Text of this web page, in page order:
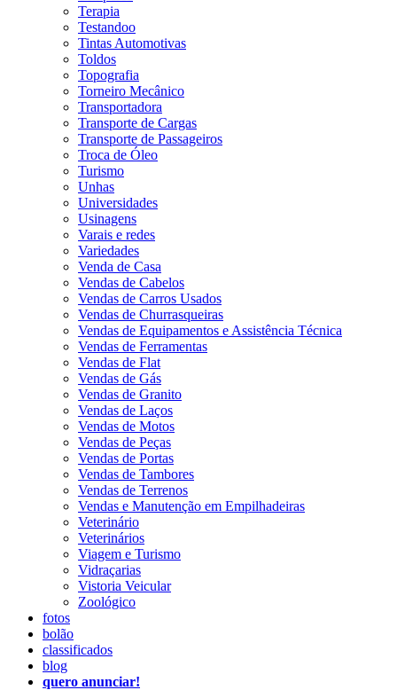
Terapia
Testandoo
Tintas Automotivas
Toldos
Topografia
Torneiro Mecânico
Transportadora
Transporte de Cargas
Transporte de Passageiros
Troca de Óleo
Turismo
Unhas
Universidades
Usinagens
Varais e redes
Variedades
Venda de Casa
Vendas de Cabelos
Vendas de Carros Usados
Vendas de Churrasqueiras
Vendas de Equipamentos e Assistência Técnica
Vendas de Ferramentas
Vendas de Flat
Vendas de Gás
Vendas de Granito
Vendas de Laços
Vendas de Motos
Vendas de Peças
Vendas de Portas
Vendas de Tambores
Vendas de Terrenos
Vendas e Manutenção em Empilhadeiras
Veterinário
Veterinários
Viagem e Turismo
Vidraçarias
Vistoria Veicular
Zoológico
fotos
bolão
classificados
blog
quero anunciar!